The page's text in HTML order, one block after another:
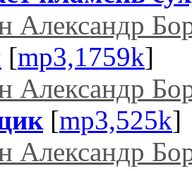
Александр
[mp3,1759k]
Александр
[mp3,525k]
Александр